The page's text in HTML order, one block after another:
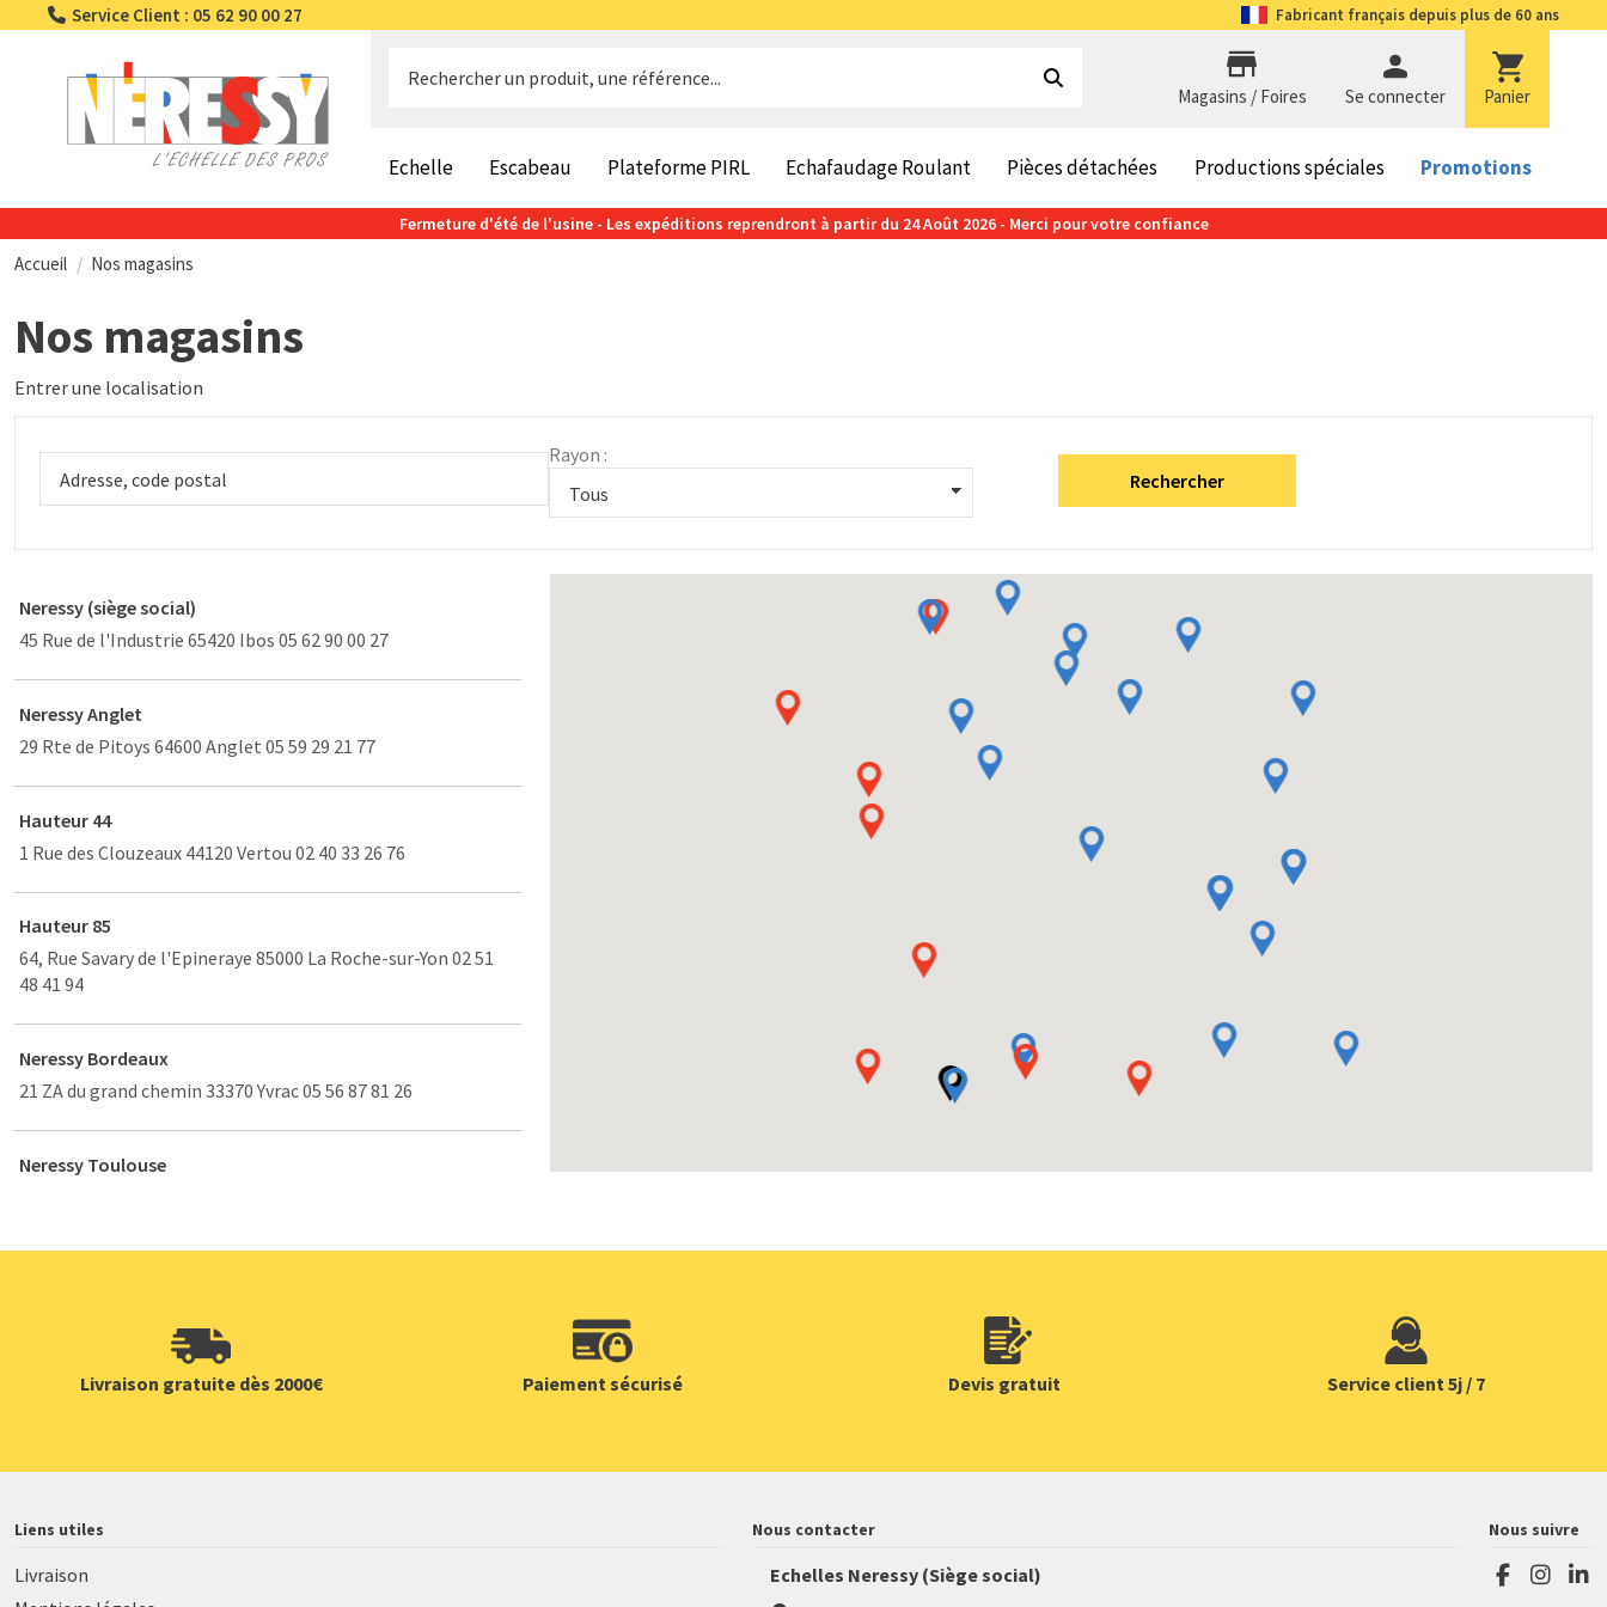
Service Client : 05 62 90 00 27 Fabricant français depuis plus de 60 ans
Magasins / Foires se connecter Panier
Echelle Escabeau Plateforme PIRL Echafaudage Roulant Pièces détachées Productions spéciales Promotions
Fermeture d'été de l'usine - Les expéditions reprendront à partir du 24 Août 2026 - Merci pour votre confiance
Accueil Nos magasins
Nos magasins
Entrer une localisation
Rayon :
Neressy (siège social)
45 Rue de l'Industrie 65420 Ibos 05 62 90 00 27
Neressy Anglet
29 Rte de Pitoys 64600 Anglet 05 59 29 21 77
Hauteur 44
1 Rue des Clouzeaux 44120 Vertou 02 40 33 26 76
Hauteur 85
64, Rue Savary de l'Epineraye 85000 La Roche-sur-Yon 02 51
48 41 94
Neressy Bordeaux
21 ZA du grand chemin 33370 Yvrac 05 56 87 81 26
Neressy Toulouse
Rue Denis PAPIN (près des pépinières Bavent) 14840
Démouville 02 31 93 14 42
Neressy Sud-Est
Contact commercial : Yoan LAMOTTE 34300 Agde 05 62 90 00
Livraison gratuite dès 2000€ Paiement sécurisé Devis gratuit Service client 5j / 7
Liens utiles
Livraison
Nous contacter
Echelles Neressy (Siège social)
Nous suivre